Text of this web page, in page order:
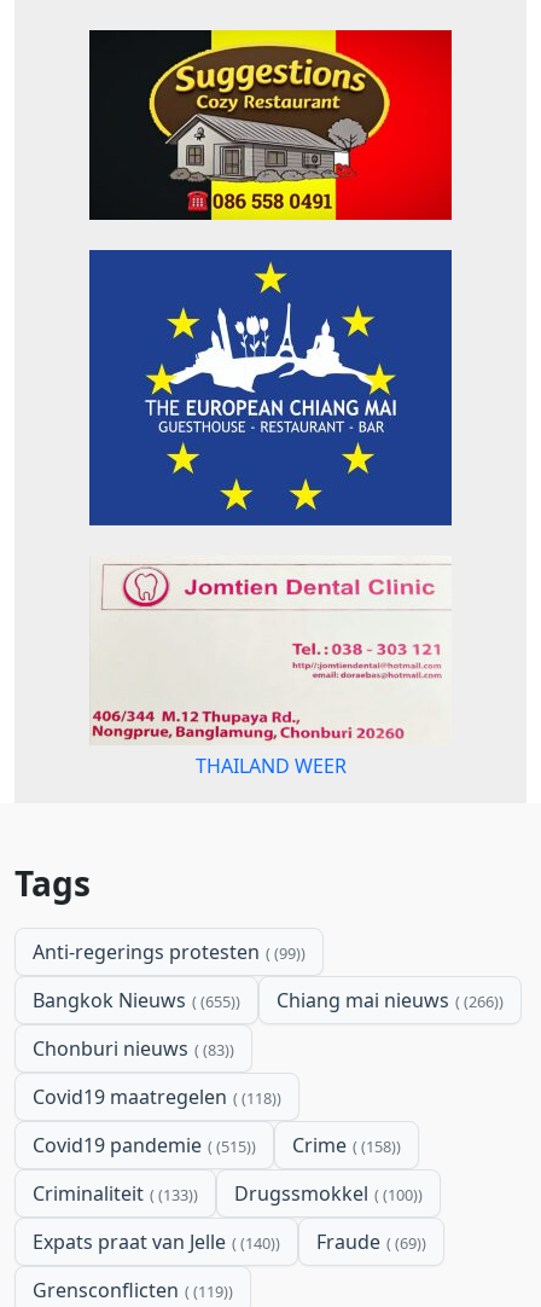
THAILAND WEER
Tags
Anti-regerings protesten (99)
Bangkok Nieuws (655) Chiang mai nieuws (266)
Chonburi nieuws (83)
Covid19 maatregelen (118)
Covid19 pandemie (515) Crime (158)
Criminaliteit (133) Drugssmokkel (100)
Expats praat van Jelle (140) Fraude (69)
Grensconflicten (119)